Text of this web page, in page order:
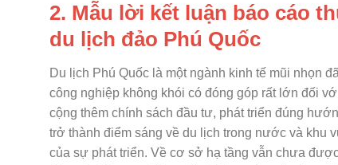
2. Mẫu lời kết luận báo cáo
du lịch đảo Phú Quốc
Du lịch Phú Quốc là một ngành kinh tế mũi nhọn
công nghiệp không khói có đóng góp rất lớn đối
cộng thêm chính sách đầu tư, phát triển đúng
trở thành điểm sáng về du lịch trong nước và khu
của sự phát triển. Về cơ sở hạ tầng vẫn chưa